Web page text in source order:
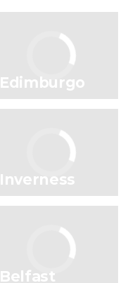
Edimburgo
Inverness
Belfast